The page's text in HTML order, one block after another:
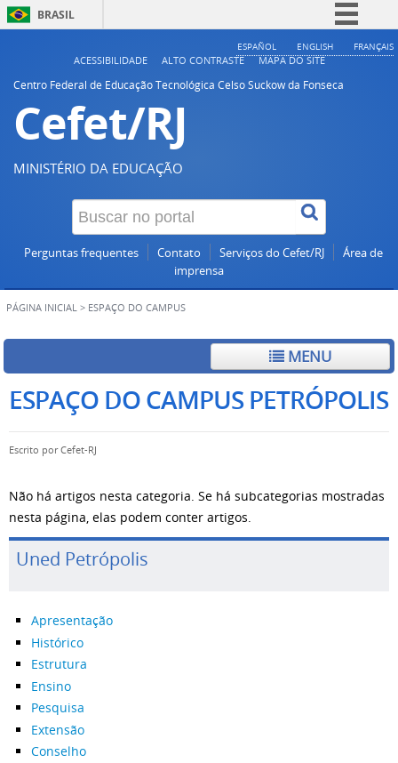
BRASIL
Simplifique!
ESPAÑOL ENGLISH FRANÇAIS
ACESSIBILIDADE ALTO CONTRASTE
MAPA DO SITE
Centro Federal de Educação Tecnológica Celso Suckow da Fonseca
Cefet/RJ
MINISTÉRIO DA EDUCAÇÃO
Perguntas frequentes Contato Serviços do Cefet/RJ
Área de
imprensa
PÁGINA INICIAL > ESPAÇO DO CAMPUS
MENU
ESPAÇO DO CAMPUS PETRÓPOLIS
Escrito porCefet-RJ
Não há artigos nesta categoria. Se há subcategorias mostradas
nesta página, elas podem conter artigos.
Uned Petrópolis
Apresentação
Histórico
Estrutura
Ensino
Pesquisa
Extensão
Conselho